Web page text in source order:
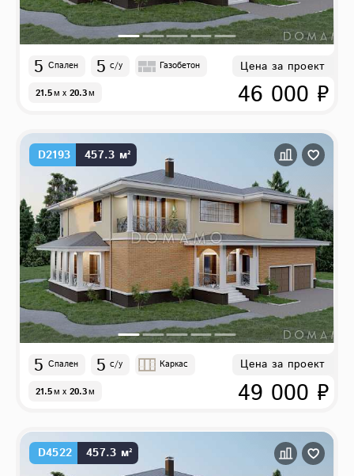
5 Спален 5 с/у Газобетон
21.5м x 20.3м
Цена за проект
46 000 ₽
D2193 457.3 м²
5 Спален 5 с/у Каркас
21.5м x 20.3м
Цена за проект
49 000 ₽
D4522 457.3 м²